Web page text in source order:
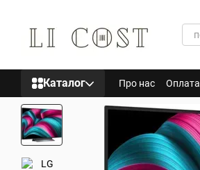
Каталог Про нас Оплата